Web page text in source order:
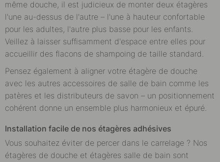
même douche, il est judicieux de monter deux étagères
l'une au-dessus de l'autre – l'une à hauteur confortable
pour les adultes, l'autre plus basse pour les enfants.
Veillez à laisser suffisamment d'espace entre elles pour
accueillir des flacons de shampoing de taille standard.
Pensez également à aligner votre étagère de douche
avec les autres accessoires de salle de bain comme les
patères et les distributeurs de savon – un positionnement
cohérent donne un ensemble plus harmonieux et épuré.
Installation facile de nos étagères adhésives
Vous souhaitez éviter de percer dans le carrelage ? Nos
étagères de douche et étagères salle de bain sont